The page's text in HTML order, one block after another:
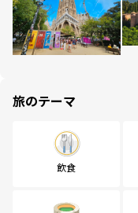
旅のテーマ
飲食